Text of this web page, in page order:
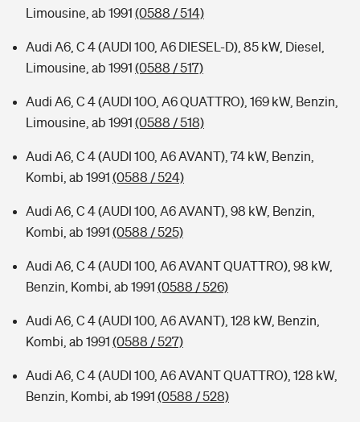
Limousine, ab 1991 (0588 / 514)
Audi A6, C 4 (AUDI 100, A6 DIESEL-D), 85 kW, Diesel,
Limousine, ab 1991 (0588 / 517)
Audi A6, C 4 (AUDI 10O, A6 QUATTRO), 169 kW, Benzin,
Limousine, ab 1991 (0588 / 518)
Audi A6, C 4 (AUDI 100, A6 AVANT), 74 kW, Benzin,
Kombi, ab 1991 (0588 / 524)
Audi A6, C 4 (AUDI 100, A6 AVANT), 98 kW, Benzin,
Kombi, ab 1991 (0588 / 525)
Audi A6, C 4 (AUDI 100, A6 AVANT QUATTRO), 98 kW,
Benzin, Kombi, ab 1991 (0588 / 526)
Audi A6, C 4 (AUDI 100, A6 AVANT), 128 kW, Benzin,
Kombi, ab 1991 (0588 / 527)
Audi A6, C 4 (AUDI 100, A6 AVANT QUATTRO), 128 kW,
Benzin, Kombi, ab 1991 (0588 / 528)